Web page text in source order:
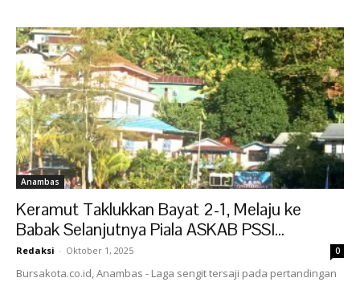
Anambas
Keramut Taklukkan Bayat 2-1, Melaju ke
Babak Selanjutnya Piala ASKAB PSSI...
Redaksi - Oktober 1, 2025 0
Bursakota.co.id, Anambas - Laga sengit tersaji pada pertandingan